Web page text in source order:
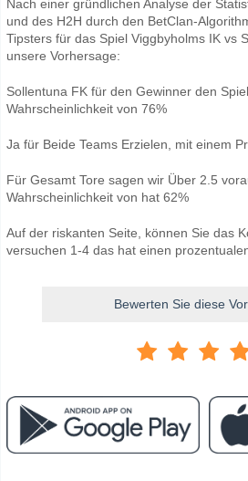
Nach einer gründlichen Analyse der
und des H2H durch den BetClan-
Tipsters für das Spiel Viggbyholms IK vs
unsere Vorhersage:
Sollentuna FK für den Gewinner den
Wahrscheinlichkeit von 76%
Ja für Beide Teams Erzielen, mit einem
Für Gesamt Tore sagen wir Über 2.5
Wahrscheinlichkeit von hat 62%
Auf der riskanten Seite, können Sie das
versuchen 1-4 das hat einen
Bewerten Sie diese